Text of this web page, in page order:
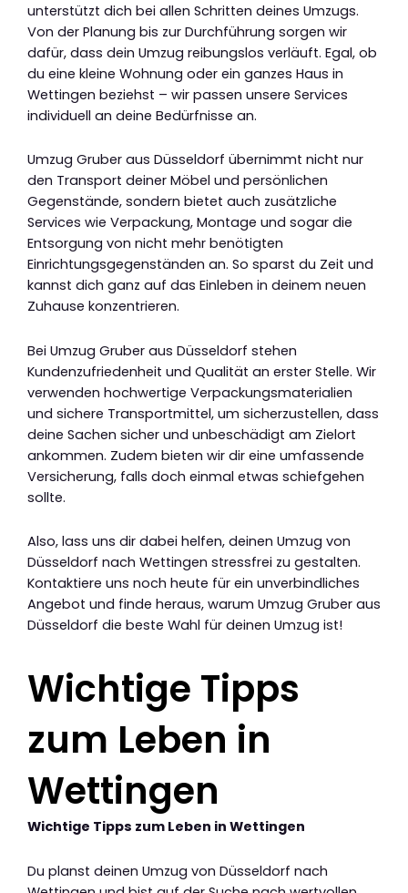
unterstützt dich bei allen Schritten deines Umzugs.
Von der Planung bis zur Durchführung sorgen wir
dafür, dass dein Umzug reibungslos verläuft. Egal, ob
du eine kleine Wohnung oder ein ganzes Haus in
Wettingen beziehst – wir passen unsere Services
individuell an deine Bedürfnisse an.
Umzug Gruber aus Düsseldorf übernimmt nicht nur
den Transport deiner Möbel und persönlichen
Gegenstände, sondern bietet auch zusätzliche
Services wie Verpackung, Montage und sogar die
Entsorgung von nicht mehr benötigten
Einrichtungsgegenständen an. So sparst du Zeit und
kannst dich ganz auf das Einleben in deinem neuen
Zuhause konzentrieren.
Bei Umzug Gruber aus Düsseldorf stehen
Kundenzufriedenheit und Qualität an erster Stelle. Wir
verwenden hochwertige Verpackungsmaterialien
und sichere Transportmittel, um sicherzustellen, dass
deine Sachen sicher und unbeschädigt am Zielort
ankommen. Zudem bieten wir dir eine umfassende
Versicherung, falls doch einmal etwas schiefgehen
sollte.
Also, lass uns dir dabei helfen, deinen Umzug von
Düsseldorf nach Wettingen stressfrei zu gestalten.
Kontaktiere uns noch heute für ein unverbindliches
Angebot und finde heraus, warum Umzug Gruber aus
Düsseldorf die beste Wahl für deinen Umzug ist!
Wichtige Tipps
zum Leben in
Wettingen
Wichtige Tipps zum Leben in Wettingen
Du planst deinen Umzug von Düsseldorf nach